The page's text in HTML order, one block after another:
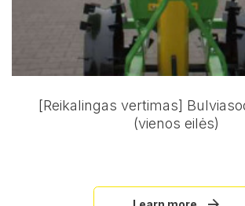
[Reikalingas vertimas]
(vienos eilės)